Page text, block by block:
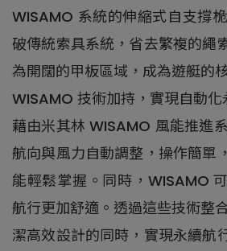
WISAMO 系統的伸縮式自支撐
破傳統索具系統，省去繁複的繩
為開闊的甲板區域，成為遊艇的
WISAMO 技術加持，實現自動化
藉由米其林 WISAMO 風能推進
航向與風力自動調整，操作簡單
能輕鬆掌握。同時，WISAMO
航行更加舒適。透過這些技術整
潔高效設計的同時，實現永續航